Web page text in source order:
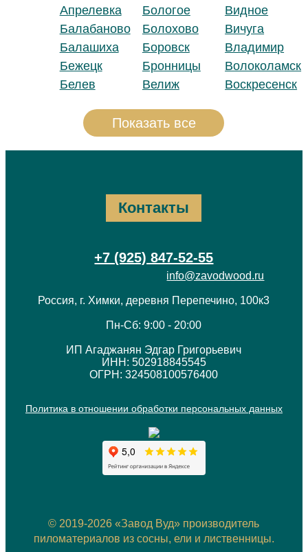
Апрелевка
Балабаново
Балашиха
Бежецк
Белев
Бологое
Болохово
Боровск
Бронницы
Велиж
Видное
Вичуга
Владимир
Волоколамск
Воскресенск
Показать все
Контакты
+7 (925) 847-52-55
info@zavodwood.ru
Россия, г. Химки, деревня Перепечино, 100к3
Пн-Сб: 9:00 - 20:00
ИП Агаджанян Эдгар Григорьевич
ИНН: 502918845545
ОГРН: 324508100576400
Политика в отношении обработки персональных данных
© 2019-2026 «Завод Вуд» производитель
пиломатериалов из сосны, ели и лиственницы.